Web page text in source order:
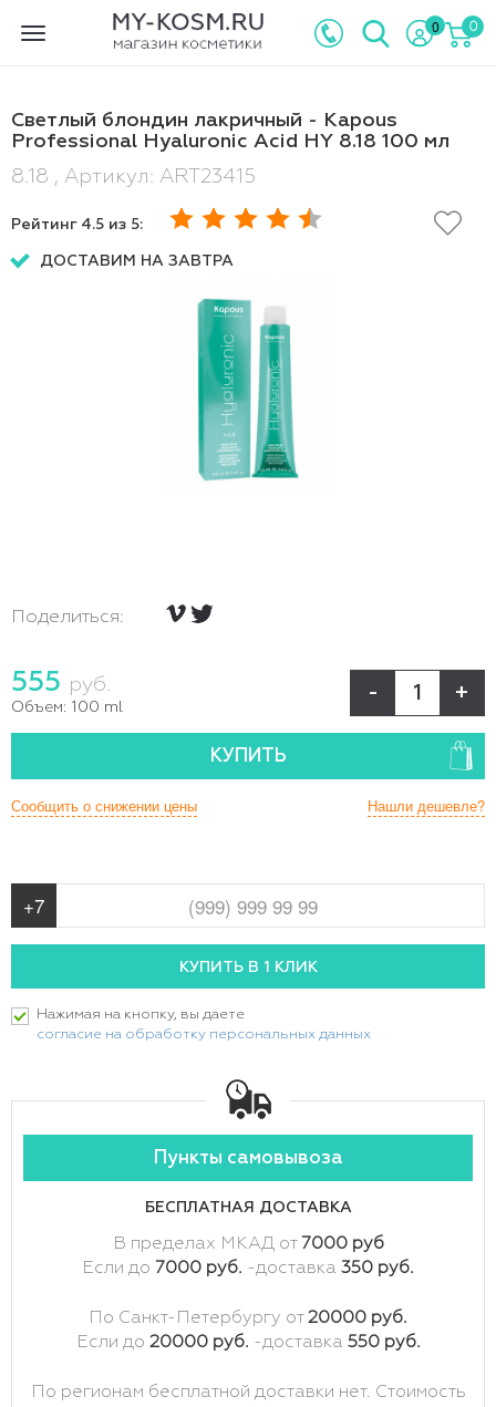
Toggle
0 0
Светлый блондин лакричный - Kapous
Professional Hyaluronic Acid HY 8.18 100 мл
8.18 , Артикул: ART23415
Рейтинг 4.5 из 5:
ДОСТАВИМ НА ЗАВТРА
Поделиться:
555 руб.
Объем: 100 ml
- +
КУПИТЬ
Нашли дешевле?
Сообщить о снижении цены
Нажимая на кнопку, вы даете
согласие на обработку персональных данных
Пункты самовывоза
БЕСПЛАТНАЯ ДОСТАВКА
В пределах МКАД от 7000 руб
Если до 7000 руб. -доставка 350 руб.
По Санкт-Петербургу от20000 руб.
Если до 20000 руб. -доставка 550 руб.
По регионам бесплатной доставки нет. Стоимость